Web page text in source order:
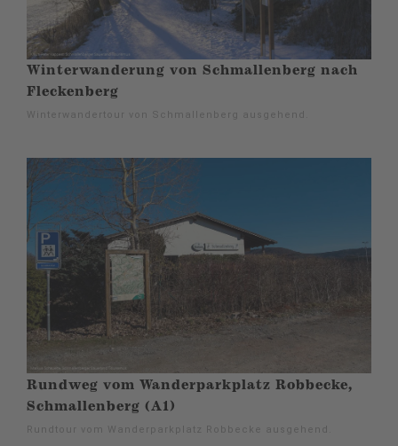
Winterwanderung von Schmallenberg nach
Fleckenberg
Winterwandertour von Schmallenberg ausgehend.
Rundweg vom Wanderparkplatz Robbecke,
Schmallenberg (A1)
Rundtour vom Wanderparkplatz Robbecke ausgehend.